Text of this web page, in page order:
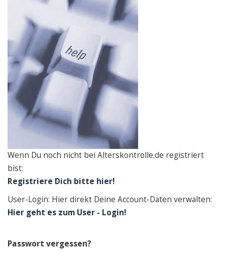
Wenn Du noch nicht bei Alterskontrolle.de registriert
bist:
Registriere Dich bitte hier!
User-Login: Hier direkt Deine Account-Daten verwalten:
Hier geht es zum User - Login!
Passwort vergessen?